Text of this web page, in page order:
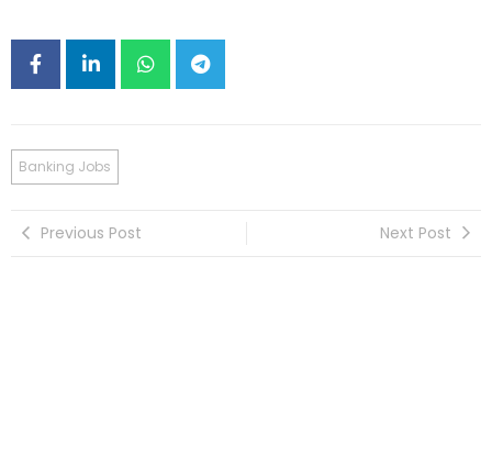
Banking Jobs
Previous Post Next Post